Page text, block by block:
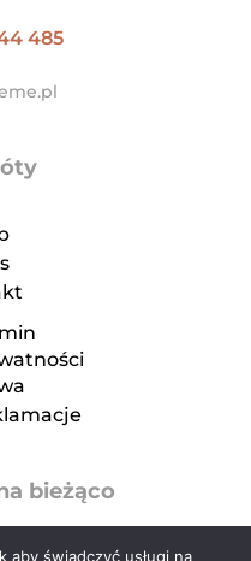
485
bieżąco
aby świadczyć usługi na